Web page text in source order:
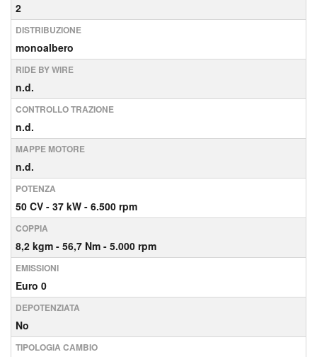
2
DISTRIBUZIONE
monoalbero
RIDE BY WIRE
n.d.
CONTROLLO TRAZIONE
n.d.
MAPPE MOTORE
n.d.
POTENZA
50 CV - 37 kW - 6.500 rpm
COPPIA
8,2 kgm - 56,7 Nm - 5.000 rpm
EMISSIONI
Euro 0
DEPOTENZIATA
No
TIPOLOGIA CAMBIO